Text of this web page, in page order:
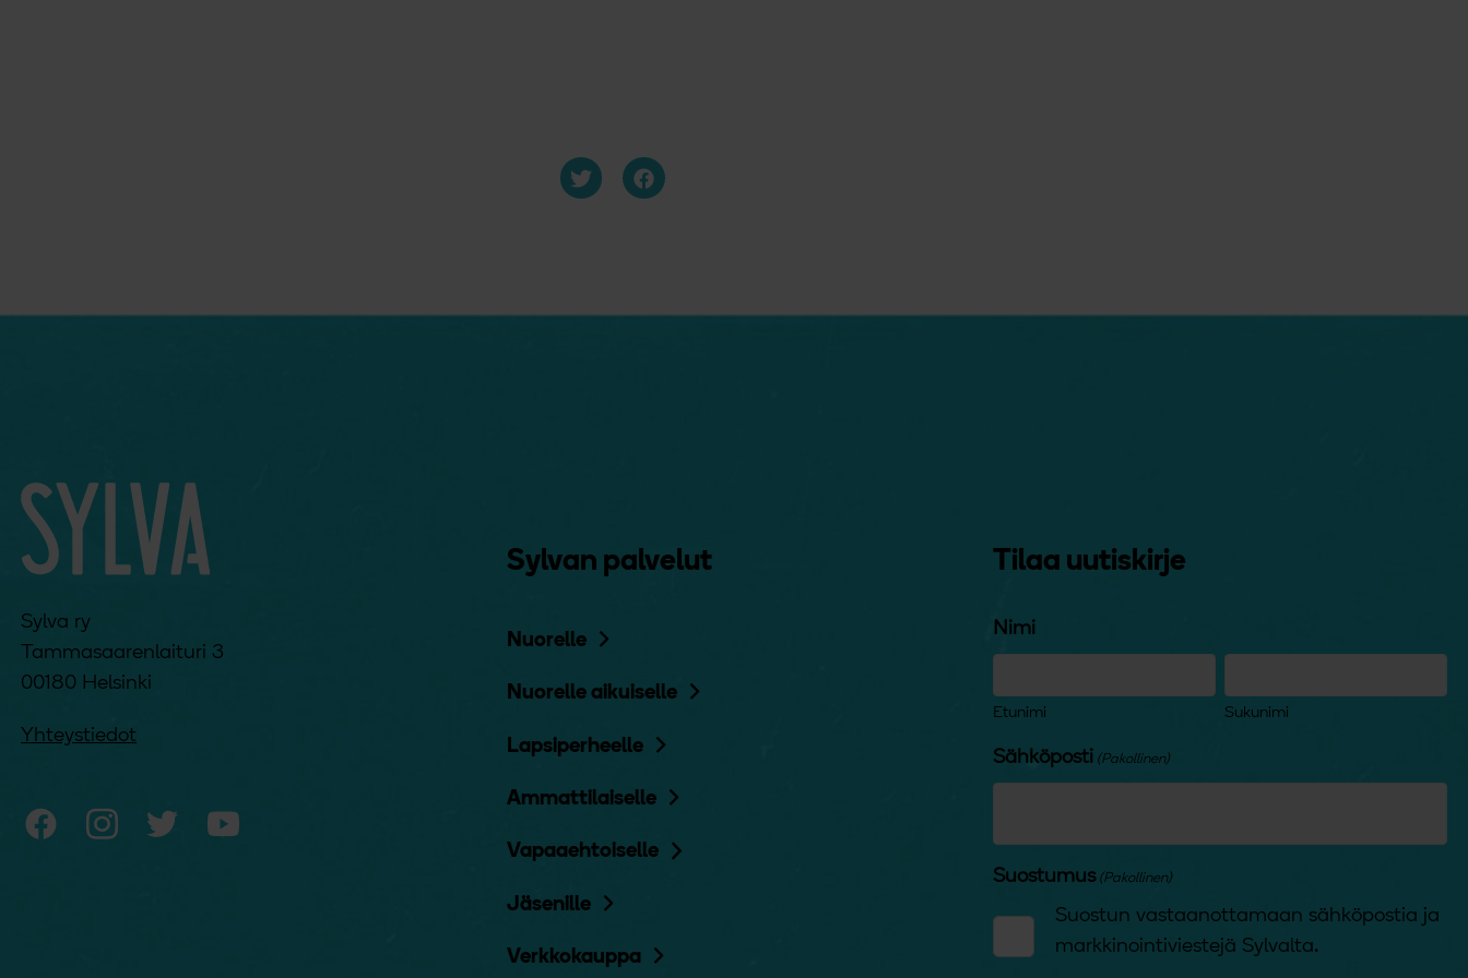
Sylva ry
Tammasaarenlaituri 3
00180 Helsinki
Yhteystiedot
Sylvan Facebook
Sylvan Instagram
Sylvan Twitter
Sylvan palvelut
Nuorelle
Nuorelle aikuiselle
Lapsiperheelle
Ammattilaiselle
Vapaaehtoiselle
Jäsenille
Verkkokauppa
Tilaa uutiskirje
Nimi
Etunimi Sukunimi
Sähköposti (Pakollinen)
Suostumus (Pakollinen)
Suostun vastaanottamaan sähköpostia ja
markkinointiviestejä Sylvalta.